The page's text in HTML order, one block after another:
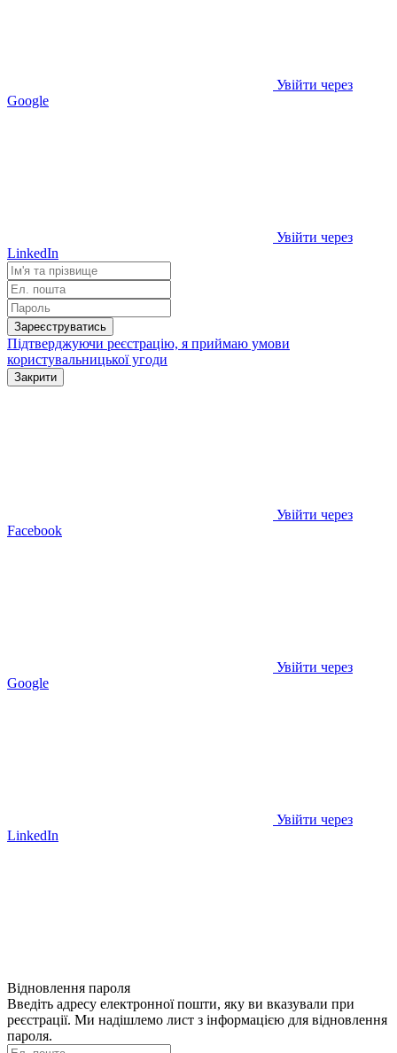
Увійти через
Google
Увійти через
LinkedIn
Зареєструватись
Підтверджуючи реєстрацію, я приймаю умови
користувальницької угоди
Закрити
Увійти через
Facebook
Увійти через
Google
Увійти через
LinkedIn
Відновлення пароля
Введіть адресу електронної пошти, яку ви вказували при
реєстрації. Ми надішлемо лист з інформацією для відновлення
пароля.